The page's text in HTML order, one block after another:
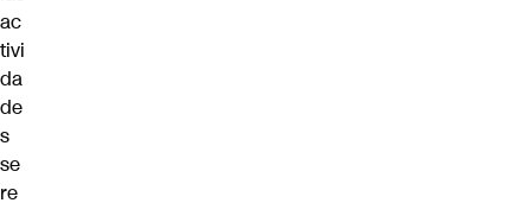
ac
tivi
da
de
s
se
re